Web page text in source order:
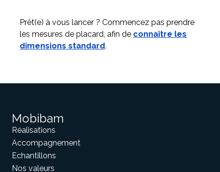
Prêt(e) à vous lancer ? Commencez pas prendre
les mesures de placard, afin de connaître les
dimensions standard.
Mobibam
Réalisations
Accompagnement
Echantillons
Nos valeurs